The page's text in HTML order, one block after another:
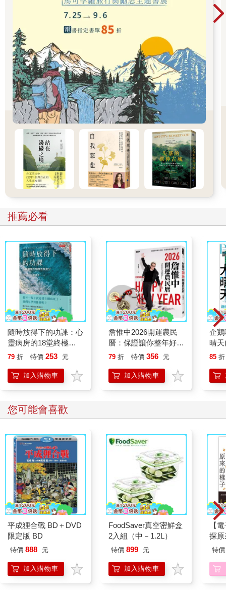
了風格聚落。不經意走過，小窗裡頭的工作室、咖啡館、髮廊，
每一間都引人窺探。
歷經長年歲月風霜，原已被認為無藥可治的台水老宿舍，經由台
中老屋整合改造團隊「范特喜微創」的提案，沒想喚回春天。再
造的街區裡，昔日的舊地磚與紅磚牆仍在，但地面與屋頂相連成
可上下迴游的場域，趣味的動線設計成功吸引小店進駐，而老巷
弄也開始變得不同。
范特喜團隊秉著藝術、人文及創意的三大主軸，保留老屋主體，
融合創新元素。在這多元整合的空間裡，有可以放鬆片刻的咖啡
間，而這裡不定期舉辦的講座市集也活絡了整個街區，成功營造
使人流連忘返的園地，更是培育青年創意的夢工廠。
鄰近站名：英才／美村向上北路口 地址：台中市西區中興一巷
★模範社區：大和村風華再現，讓文創走進市井
英才路像一條河流，分開勤美商圈與模範社區，一邊時髦熱鬧，
一邊則古老安靜，兩岸風情截然不同。從模範街八巷散步到四十
巷、民權路巷弄、向上路一段等，而今零星散佈的老屋進駐了咖
啡館、餐廳或店舖等，塑成新舊交融的氣氛，相當引人。模範社
區興建於昭和十二年（一九三七年），這裡曾為日治時期的大和
村，大批日式家屋塑造出來的街道風情，是以往中產階級高級住
宅區的象徵；儘管社區住宅多改建為國宅，但位在模範街四十巷
處仍可見早期聚落。從二○○九年開始，這些老屋經由范特喜微創
修繕與招商之後，陸續邀集販售插畫明信片的「KerKerland」、
從事花禮佈置的「小戶人家」、台灣設計服飾店「女子事務所」
等進駐，因而成為小小的文創聚落。
遊走在老台中人熟悉的巷弄裡，傳統老菜市場的人情味尚且溫
熱，在這個與文創共生的市井裡，風格小店也感染了這樣的氣
息，格外令人感覺親切。
鄰近站名：英才公益路口 地址：台中市西區模範街、民權路 模範
社區興建於昭和十二年（一九三七年），這裡曾為日治時期的大
和村，大批日式家屋塑造出來的街道風情，是以往中產階級高級
巷處仍可見早期聚落。從二○○九年開始，這些老屋經由范特喜微
創修繕與招商之後，陸續邀集販售插畫明信片的
「KerKerland」、從事花禮佈置的「小戶人家」、台灣設計服飾
店「女子事務所」等進駐，因而成為小小的文創聚落。
遊走在老台中人熟悉的巷弄裡，傳統老菜市場的人情味尚且溫
熱，在這個與文創共生的市井裡，風格小店也感染了這樣的氣
息，格外令人感覺親切。
鄰近站名：英才公益路口 地址：台中市西區模範街、民權路
推薦必看
隨時放得下的功課：心
靈病房的18堂終極學
分
79 折 特價 253 元
加入購物車
詹惟中2026開運農民
曆：保證讓你整年好
運、財源快馬加鞭一直
錢五帝錢吊飾】
79 折 特價 356 元
加入購物車
企
晴天
85 折
您可能會喜歡
平成狸合戰 BD＋DVD
限定版 BD
特價 888 元
加入購物車
FoodSaver真空密鮮盒
2入組（中－1.2L）
特價 899 元
加入購物車
【
探
特價